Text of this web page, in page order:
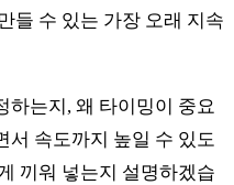
들 수 있는 가장 오래 지속
하는지, 왜 타이밍이 중요
서 속도까지 높일 수 있도
끼워 넣는지 설명하겠습